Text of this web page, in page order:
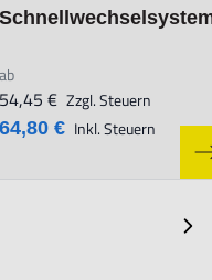
ab
64,80 € Inkl. Steuern
54,45 € Zzgl. Steuern